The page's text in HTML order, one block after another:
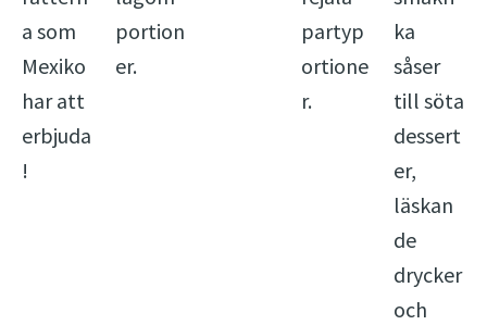
a som
Mexiko
har att
erbjuda
!
portion
er.
partyp
ortione
r.
ka
såser
till söta
dessert
er,
läskan
de
drycker
och